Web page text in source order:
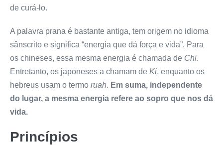
de curá-lo.
A palavra prana é bastante antiga, tem origem no idioma
sânscrito e significa “energia que dá força e vida”. Para
os chineses, essa mesma energia é chamada de Chi.
Entretanto, os japoneses a chamam de Ki, enquanto os
hebreus usam o termo ruah. Em suma, independente
do lugar, a mesma energia refere ao sopro que nos dá
vida.
Princípios